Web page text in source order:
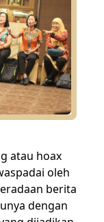
atau hoax
oleh
berita
dengan